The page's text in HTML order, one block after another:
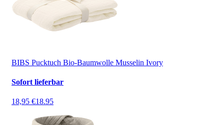
BIBS Pucktuch Bio-Baumwolle Musselin Ivory
Sofort lieferbar
18,95 €18.95